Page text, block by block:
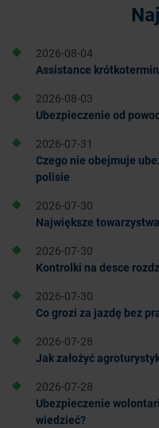
2026-08-04
Assistance
2026-08-03
Ubezpieczenie od
2026-07-31
Czego nie obejmuje
polisie
2026-07-30
Największe
2026-07-30
Kontrolki na desce
2026-07-30
Co grozi za jazdę bez
2026-07-28
Jak założyć
2026-07-28
Ubezpieczenie
wiedzieć?